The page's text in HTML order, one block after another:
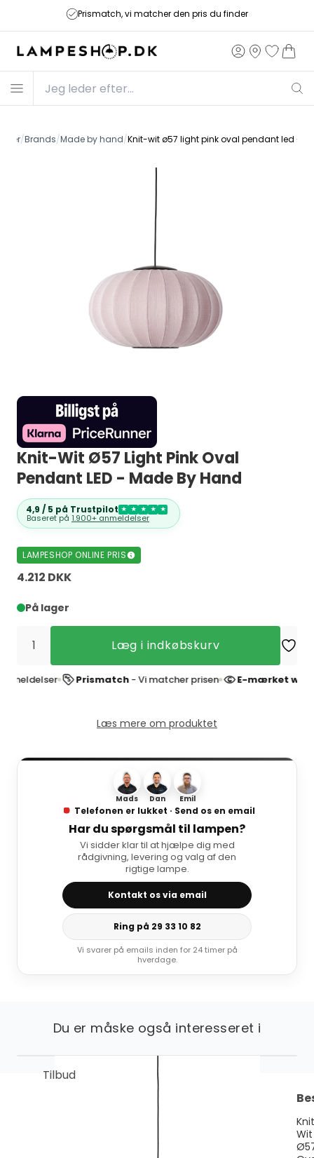
Prismatch, vi matcher den pris du finder
/Brands/Made by hand/Knit-wit ø57 light pink oval pendant led -
Knit-Wit Ø57 Light Pink Oval
Pendant LED - Made By Hand
4,9 / 5 på Trustpilot ★ ★ ★ ★ ★
Baseret på 1.900+ anmeldelser
LAMPESHOP ONLINE PRIS
4.212 DKK
På lager
Læg i indkøbskurv
Prismatch- Vi matcher prisen E-mærket webshop
Læs mere om produktet
Mads Dan Emil
Telefonen er lukket · Send os en email
Har du spørgsmål til lampen?
Vi sidder klar til at hjælpe dig med
rådgivning, levering og valg af den
rigtige lampe.
Kontakt os via email
Ring på 29 33 10 82
Vi svarer på emails inden for 24 timer på
hverdage.
Du er måske også interesseret i
Tilbud
Wit